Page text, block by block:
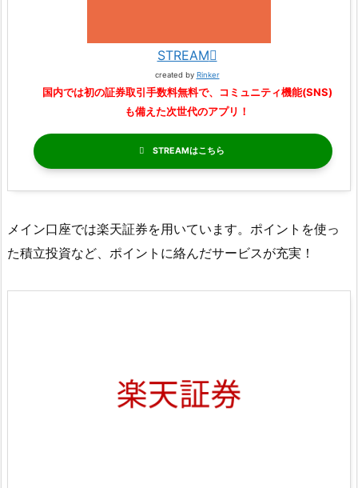
STREAM
created by Rinker
国内では初の証券取引手数料無料で、コミュニティ機能(SNS)
も備えた次世代のアプリ！
STREAM
メイン口座では楽天証券を用いています。ポイントを使っ
た積立投資など、ポイントに絡んだサービスが充実！